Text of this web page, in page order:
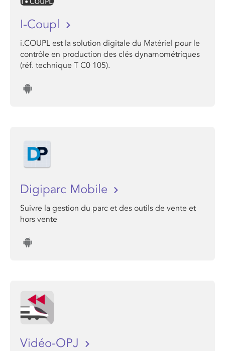
I-Coupl
i.COUPL est la solution digitale du Matériel pour le
contrôle en production des clés dynamométriques
(réf. technique T C0 105).
Digiparc Mobile
Suivre la gestion du parc et des outils de vente et
hors vente
Vidéo-OPJ